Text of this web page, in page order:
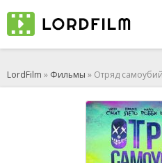
LordFilm » Фильмы » Отряд